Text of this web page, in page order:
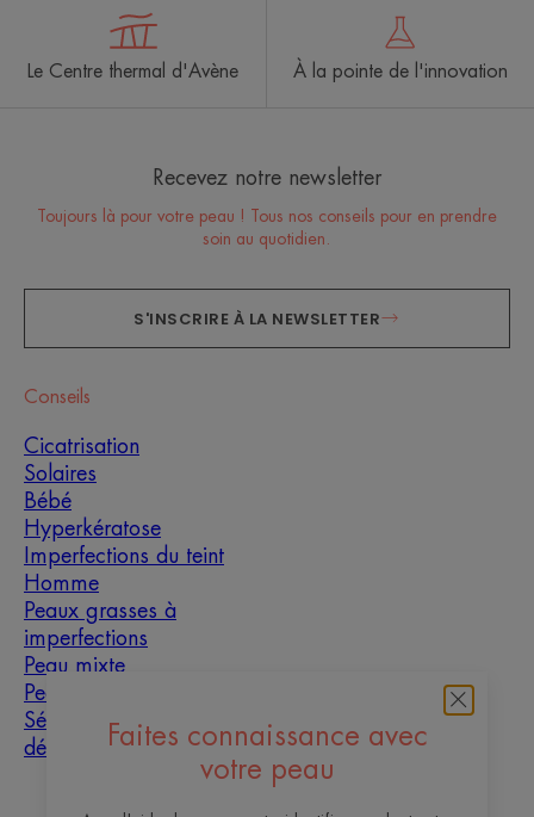
Faites connaissance avec
votre peau
Le Centre thermal d'Avène À la pointe de l'innovation
Recevez notre newsletter
Toujours là pour votre peau ! Tous nos conseils pour en prendre
soin au quotidien.
S'INSCRIRE À LA NEWSLETTER
Conseils
Cicatrisation
Solaires
Bébé
Hyperkératose
Imperfections du teint
Homme
Peaux grasses à
imperfections
Peau mixte
Peau sèche
Sécheresse et
déshydratation
À propos